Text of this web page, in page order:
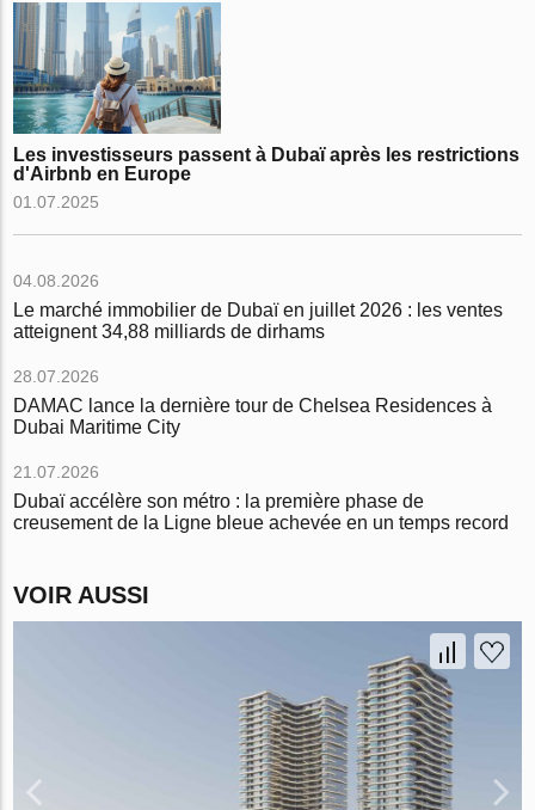
Les investisseurs passent à Dubaï après les restrictions
d'Airbnb en Europe
01.07.2025
04.08.2026
Le marché immobilier de Dubaï en juillet 2026 : les ventes
atteignent 34,88 milliards de dirhams
28.07.2026
DAMAC lance la dernière tour de Chelsea Residences à
Dubai Maritime City
21.07.2026
Dubaï accélère son métro : la première phase de
creusement de la Ligne bleue achevée en un temps record
VOIR AUSSI